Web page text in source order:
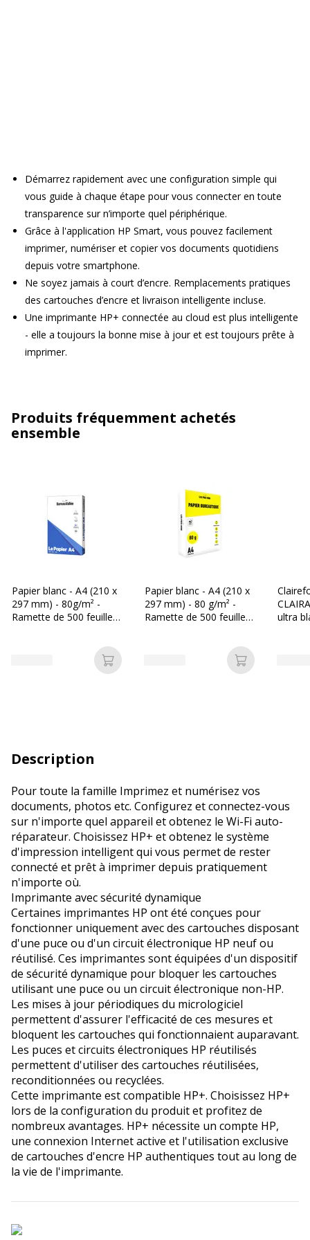
Démarrez rapidement avec une configuration simple qui
vous guide à chaque étape pour vous connecter en toute
transparence sur n’importe quel périphérique.
Grâce à l'application HP Smart, vous pouvez facilement
imprimer, numériser et copier vos documents quotidiens
depuis votre smartphone.
Ne soyez jamais à court d’encre. Remplacements pratiques
des cartouches d’encre et livraison intelligente incluse.
Une imprimante HP+ connectée au cloud est plus intelligente
- elle a toujours la bonne mise à jour et est toujours prête à
imprimer.
Produits fréquemment achetés
ensemble
Papier blanc - A4 (210 x
297 mm) - 80g/m² -
Ramette de 500 feuilles
Ajouter au panier
Papier blanc - A4 (210 x
297 mm) - 80 g/m² -
Ramette de 500 feuilles
Ajouter au
ultra
Description
Pour toute la famille Imprimez et numérisez vos
documents, photos etc. Configurez et connectez-vous
sur n'importe quel appareil et obtenez le Wi-Fi auto-
réparateur. Choisissez HP+ et obtenez le système
d'impression intelligent qui vous permet de rester
connecté et prêt à imprimer depuis pratiquement
n'importe où.
Imprimante avec sécurité dynamique
Certaines imprimantes HP ont été conçues pour
fonctionner uniquement avec des cartouches disposant
d'une puce ou d'un circuit électronique HP neuf ou
réutilisé. Ces imprimantes sont équipées d'un dispositif
de sécurité dynamique pour bloquer les cartouches
utilisant une puce ou un circuit électronique non-HP.
Les mises à jour périodiques du micrologiciel
permettent d'assurer l'efficacité de ces mesures et
bloquent les cartouches qui fonctionnaient auparavant.
Les puces et circuits électroniques HP réutilisés
permettent d'utiliser des cartouches réutilisées,
reconditionnées ou recyclées.
Cette imprimante est compatible HP+. Choisissez HP+
lors de la configuration du produit et profitez de
nombreux avantages. HP+ nécessite un compte HP,
une connexion Internet active et l'utilisation exclusive
de cartouches d'encre HP authentiques tout au long de
la vie de l'imprimante.